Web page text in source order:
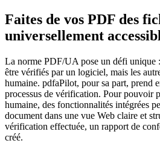
Faites de vos PDF des
universellement
La norme PDF/UA pose un défi unique
être vérifiés par un logiciel, mais les
humaine. pdfaPilot, pour sa part, prend
processus de vérification. Pour pouvoir
humaine, des fonctionnalités intégrées
document dans une vue Web claire et
vérification effectuée, un rapport de
créé.